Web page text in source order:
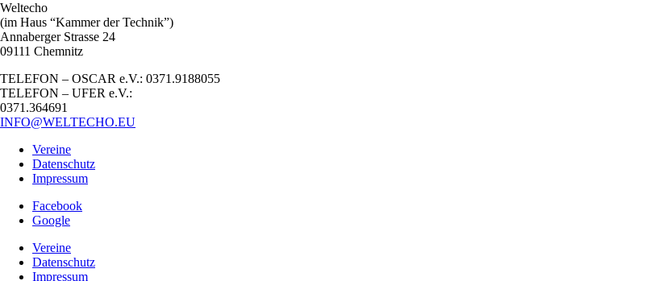
Weltecho
(im Haus “Kammer der Technik”)
Annaberger Strasse 24
09111 Chemnitz
TELEFON – OSCAR e.V.: 0371.9188055
TELEFON – UFER e.V.:
0371.364691
INFO@WELTECHO.EU
Vereine
Datenschutz
Impressum
Facebook
Google
Vereine
Datenschutz
Impressum